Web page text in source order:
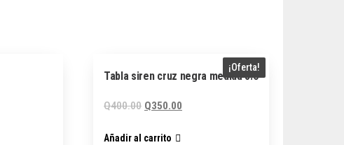
¡Oferta!
Tabla siren cruz negra medida 8.0
Q400.00 El
original
Q350.00
Añadir al carrito